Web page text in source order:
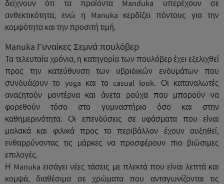
δείχνουν ότι τα προϊόντα Manduka υπερέχουν σε
ανθεκτικότητα, ενώ η Manuka κερδίζει πόντους για την
κομψότητα και την προσιτή τιμή.
Manuka Γυναίκες Σεμνά πουλόβερ
Τα τελευταία χρόνια, η κατηγορία των πουλόβερ έχει εξελιχθεί
προς την κατεύθυνση των υβριδικών ενδυμάτων που
συνδυάζουν το yoga και το casual look. Οι καταναλωτές
αναζητούν μοντέρνα και άνετα ρούχα που μπορούν να
φορεθούν τόσο στο γυμναστήριο όσο και στην
καθημερινότητα. Οι επενδύσεις σε υφάσματα που είναι
μαλακά και φιλικά προς το περιβάλλον έχουν αυξηθεί,
ενθαρρύνοντας τις μάρκες να προσφέρουν πιο βιώσιμες
επιλογές.
Η Manuka εισάγει νέες τάσεις με πλεκτά που είναι λεπτά και
κομψά, διαθέσιμα σε χρώματα που ανταγωνίζονται τις